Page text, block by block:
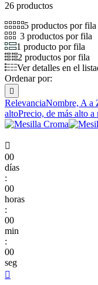
26 productos
5 productos por fila
3 productos por fila
1 producto por fila
2 productos por fila
Ver detalles en el
Ordenar por:

RelevanciaNombre, A a
altoPrecio, de más alto a

00
días
:
00
horas
:
00
min
:
00
seg
